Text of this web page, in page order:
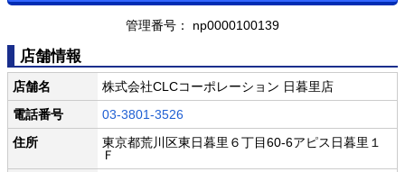
管理番号： np0000100139
店舗情報
店舗名
株式会社CLCコーポレーション 日暮里店
電話番号
03-3801-3526
住所
東京都荒川区東日暮里６丁目60-6アピス日暮里１
Ｆ